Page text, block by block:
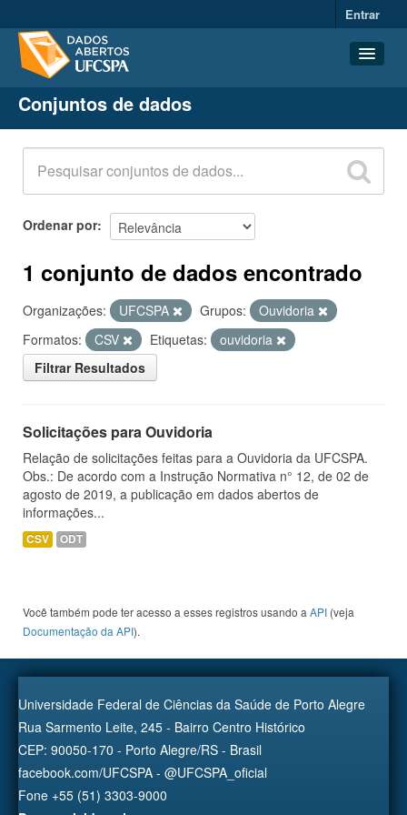
Entrar
Conjuntos de dados
Organizações
Grupos
Sobre
Conjuntos de dados
Ordenar por
1 conjunto de dados encontrado
Organizações: UFCSPA Grupos:
Ouvidoria
Formatos:
CSV Etiquetas:
ouvidoria
Filtrar Resultados
Solicitações para Ouvidoria
Relação de solicitações feitas para a Ouvidoria da UFCSPA.
Obs.: De acordo com a Instrução Normativa n° 12, de 02 de
agosto de 2019, a publicação em dados abertos de
informações...
CSV ODT
Você também pode ter acesso a esses registros usando a API (veja
Documentação da API).
Universidade Federal de Ciências da Saúde de Porto Alegre
Rua Sarmento Leite, 245 - Bairro Centro Histórico
CEP: 90050-170 - Porto Alegre/RS - Brasil
facebook.com/UFCSPA - @UFCSPA_oficial
Fone +55 (51) 3303-9000